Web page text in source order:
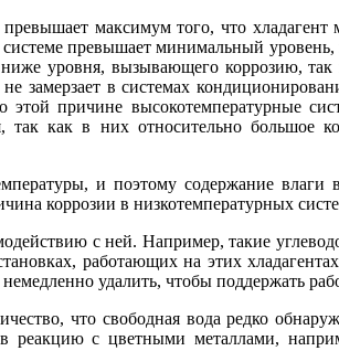
максимум того, что
в системе превышает минимальный
ниже уровня, вызывающего коррозию,
замерзает в системах
причине высокотемпературные
так как в них относительно большое
и поэтому содержание влаги
коррозии в низкотемпературных
с ней. Например, такие
работающих на этих
удалить, чтобы поддержать
что свободная вода редко
реакцию с цветными металлами,